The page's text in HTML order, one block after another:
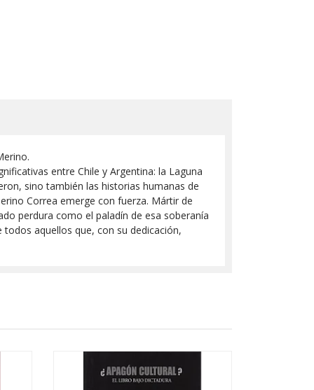
entre Chile y Argentina: la Laguna
sino también las historias humanas de
Correa emerge con fuerza. Mártir de
perdura como el paladín de esa soberanía
aquellos que, con su dedicación,